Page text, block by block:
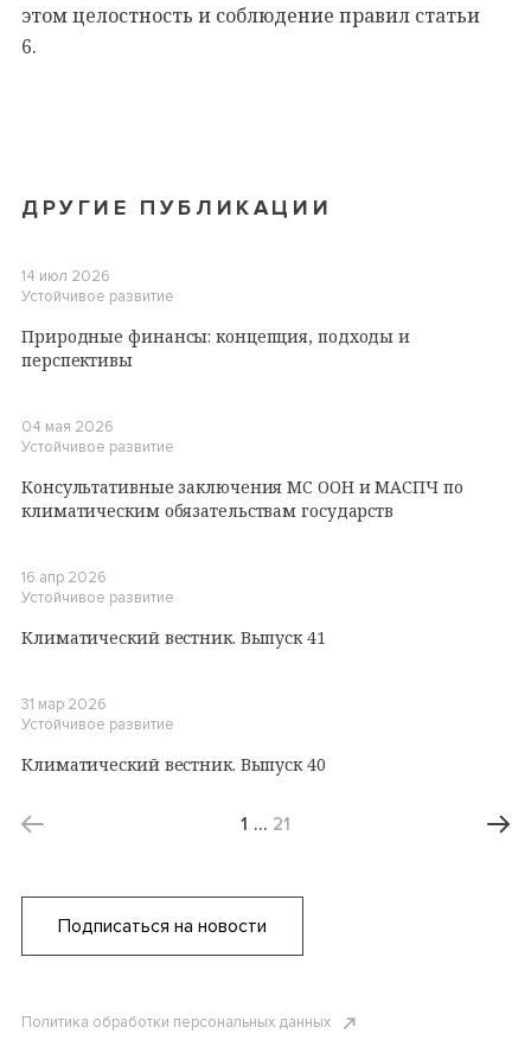
этом целостность и соблюдение правил статьи
6.
ДРУГИЕ ПУБЛИКАЦИИ
14 июл 2026
Устойчивое развитие
Природные финансы: концепция, подходы и
перспективы
04 мая 2026
Устойчивое развитие
Консультативные заключения МС ООН и МАСПЧ по
климатическим обязательствам государств
16 апр 2026
Устойчивое развитие
Климатический вестник. Выпуск 41
31 мар 2026
Устойчивое развитие
Климатический вестник. Выпуск 40
1 … 21
Подписаться на новости
Политика обработки персональных данных